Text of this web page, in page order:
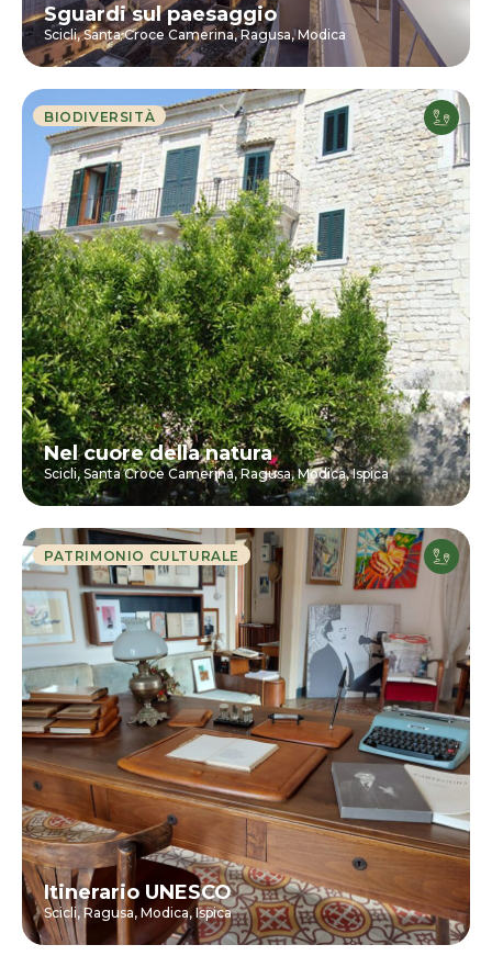
Sguardi sul paesaggio
Scicli,Santa Croce Camerina,Ragusa,Modica
Nel cuore della natura
Scicli,Santa Croce Camerina,Ragusa,Modica,Ispica
BIODIVERSITÀ
Itinerario UNESCO
Scicli, Ragusa, Modica,Ispica
PATRIMONIO CULTURALE